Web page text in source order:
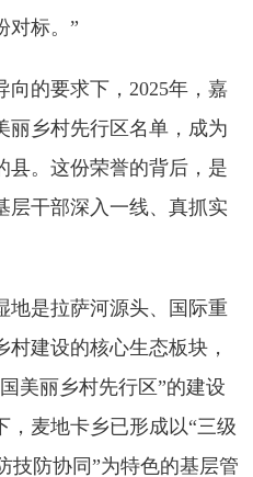
对标。”
的要求下，2025年，嘉
丽乡村先行区名单，成为
县。这份荣誉的背后，是
层干部深入一线、真抓实
是拉萨河源头、国际重
建设的核心生态板块，
美丽乡村先行区”的建设
，麦地卡乡已形成以“三级
技防协同”为特色的基层管